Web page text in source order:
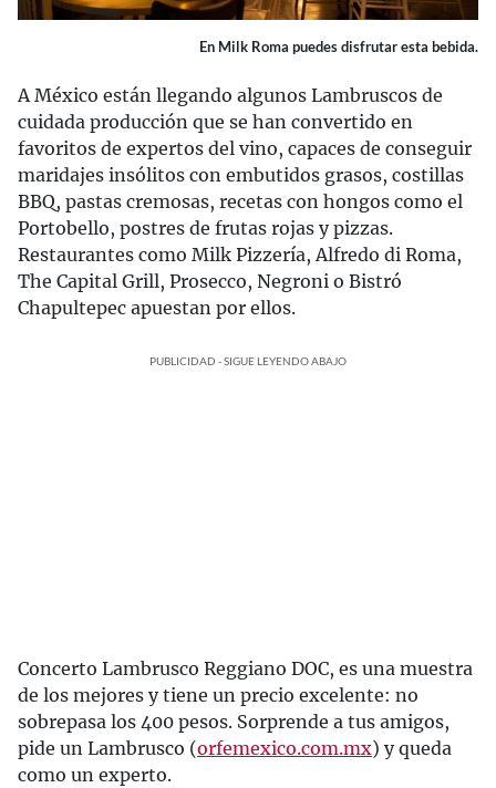
En Milk Roma puedes disfrutar esta bebida.
A México están llegando algunos Lambruscos de
cuidada producción que se han convertido en
favoritos de expertos del vino, capaces de conseguir
maridajes insólitos con embutidos grasos, costillas
BBQ, pastas cremosas, recetas con hongos como el
Portobello, postres de frutas rojas y pizzas.
Restaurantes como Milk Pizzería, Alfredo di Roma,
The Capital Grill, Prosecco, Negroni o Bistró
Chapultepec apuestan por ellos.
PUBLICIDAD - SIGUE LEYENDO ABAJO
Concerto Lambrusco Reggiano DOC, es una muestra
de los mejores y tiene un precio excelente: no
sobrepasa los 400 pesos. Sorprende a tus amigos,
pide un Lambrusco (orfemexico.com.mx) y queda
como un experto.